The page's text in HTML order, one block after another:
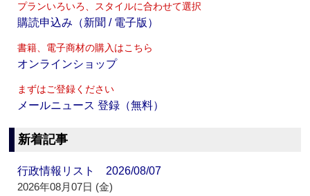
プランいろいろ、スタイルに合わせて選択
購読申込み（新聞 / 電子版）
書籍、電子商材の購入はこちら
オンラインショップ
まずはご登録ください
メールニュース 登録（無料）
新着記事
行政情報リスト 2026/08/07
2026年08月07日 (金)